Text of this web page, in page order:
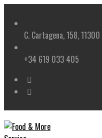
contentC. Cartagena, 158,
+34 619 033 405